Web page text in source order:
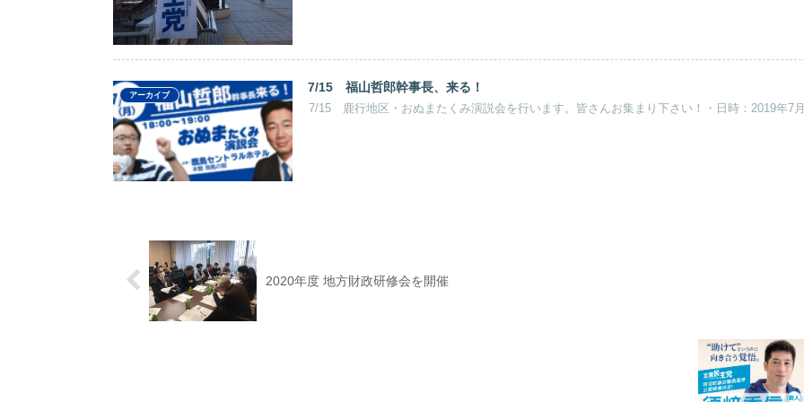
アーカイブ
7/15 福山哲郎幹事長、来る！
7/15 鹿行地区・おぬまたくみ演説会を行います。皆さんお集まり下さい！・日時：2019年7
2020年度 地方財政研修会を開催